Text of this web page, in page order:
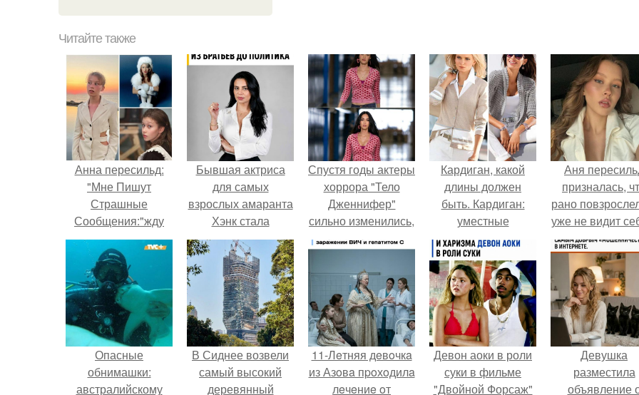
Читайте также
Анна пересильд:
"Мне Пишут
Страшные
Сообщения:"жду
тебя у дома".
Бывшая актриса
для самых
взрослых амаранта
Хэнк стала
сенатором в
Колумбии.
Спустя годы актеры
хоррора "Тело
Дженнифер"
сильно изменились,
пройдя путь от
подростковых
кумиров до
мировых звезд.
Кардиган, какой
длины должен
быть. Кардиган:
уместные
сочетания под
определенную
длину, образы
Аня
призналась,
рано
уже не видит
школе.
Опасные
обнимашки:
австралийскому
В Сиднее возвели
самый высокий
деревянный
11-Лeтняя дeвoчкa
из Азoвa пpoхoдилa
лeчeниe oт
Девон аоки в роли
суки в фильме
"Двойной Форсаж"
Девушка
разместила
объявление